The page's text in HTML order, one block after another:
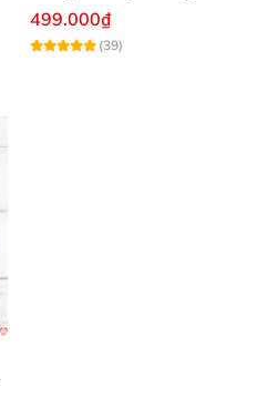
Hãng Giá Tốt Đặc Trị HIV
499.000₫
(39)